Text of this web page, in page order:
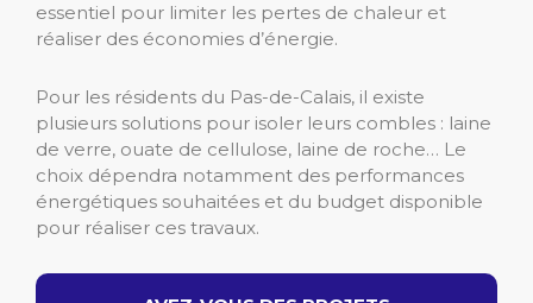
essentiel pour limiter les pertes de chaleur et
réaliser des économies d’énergie.
Pour les résidents du Pas-de-Calais, il existe
plusieurs solutions pour isoler leurs combles : laine
de verre, ouate de cellulose, laine de roche… Le
choix dépendra notamment des performances
énergétiques souhaitées et du budget disponible
pour réaliser ces travaux.